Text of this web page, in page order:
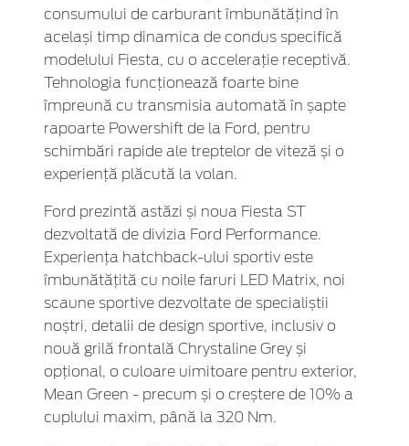
consumului de carburant îmbunătățind în
același timp dinamica de condus specifică
modelului Fiesta, cu o accelerație receptivă.
Tehnologia funcționează foarte bine
împreună cu transmisia automată în șapte
rapoarte Powershift de la Ford, pentru
schimbări rapide ale treptelor de viteză și o
experiență plăcută la volan.
Ford prezintă astăzi și noua Fiesta ST
dezvoltată de divizia Ford Performance.
Experiența hatchback-ului sportiv este
îmbunătățită cu noile faruri LED Matrix, noi
scaune sportive dezvoltate de specialiștii
noștri, detalii de design sportive, inclusiv o
nouă grilă frontală Chrystaline Grey și
opțional, o culoare uimitoare pentru exterior,
Mean Green - precum și o creștere de 10% a
cuplului maxim, până la 320 Nm.